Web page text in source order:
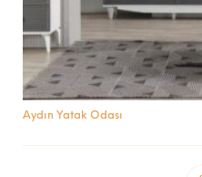
Aydın Yatak Odası